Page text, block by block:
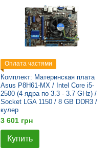
Оплата частями
Комплект: Материнская плата
Asus P8H61-MX / Intel Core i5-
2500 (4 ядра по 3.3 - 3.7 GHz) /
Socket LGA 1150 / 8 GB DDR3 /
кулер
3 601 грн
Купить